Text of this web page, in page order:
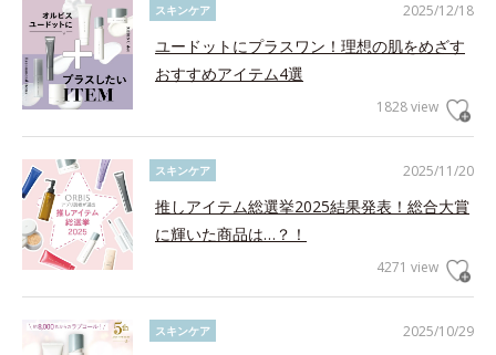
2025/12/18
スキンケア
ユードットにプラスワン！理想の肌をめざす
おすすめアイテム4選
1828 view
2025/11/20
スキンケア
推しアイテム総選挙2025結果発表！総合大賞
に輝いた商品は…？！
4271 view
2025/10/29
スキンケア